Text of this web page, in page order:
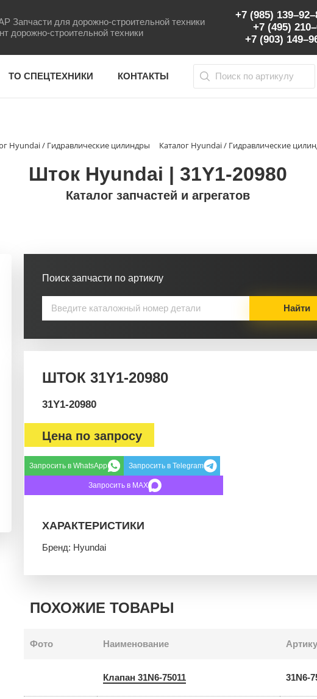
Запчасти для дорожно-строительной техники
дорожно-строительной техники
+7 (985)
+7 (495)
+7 (903)
ТО СПЕЦТЕХНИКИ КОНТАКТЫ
Hyundai / Гидравлические цилиндры Каталог Hyundai / Гидравлические
Шток Hyundai | 31Y1-20980
Каталог запчастей и агрегатов
Поиск запчасти по артиклу
Найти
ШТОК 31Y1-20980
31Y1-20980
Цена по запросу
Запросить в WhatsApp Запросить в Telegram
Запросить в MAX
ХАРАКТЕРИСТИКИ
Бренд: Hyundai
ПОХОЖИЕ ТОВАРЫ
Фото Наименование
Клапан 31N6-75011 31N6-